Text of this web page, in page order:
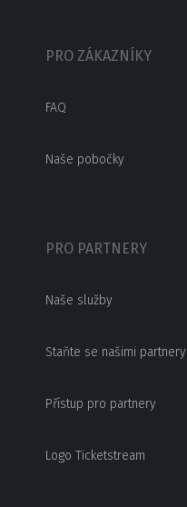
PRO ZÁKAZNÍKY
FAQ
Naše pobočky
PRO PARTNERY
Naše služby
Staňte se našimi partnery
Přístup pro partnery
Logo Ticketstream